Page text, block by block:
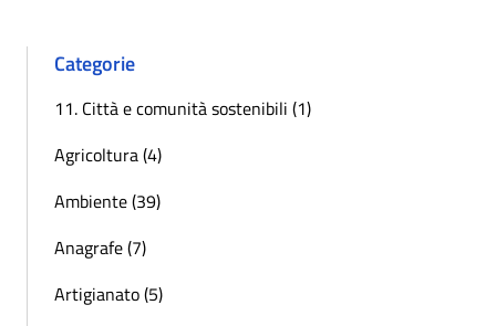
Categorie
11. Città e comunità sostenibili (1)
Agricoltura (4)
Ambiente (39)
Anagrafe (7)
Artigianato (5)